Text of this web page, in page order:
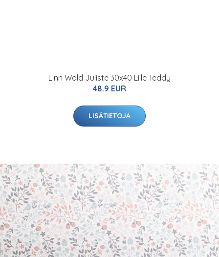
Linn Wold Juliste 30x40 Lille Teddy
48.9 EUR
LISÄTIETOJA